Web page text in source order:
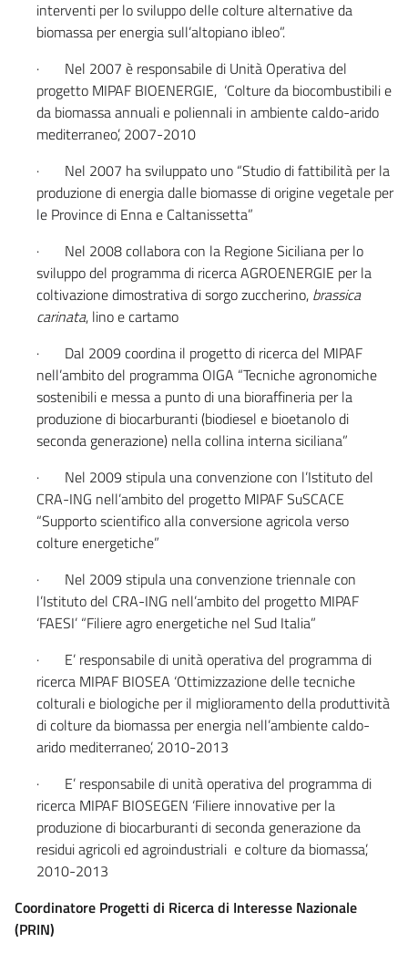
interventi per lo sviluppo delle colture alternative da
biomassa per energia sull’altopiano ibleo”.
· Nel 2007 è responsabile di Unità Operativa del
progetto MIPAF BIOENERGIE, ‘Colture da biocombustibili e
da biomassa annuali e poliennali in ambiente caldo-arido
mediterraneo’, 2007-2010
· Nel 2007 ha sviluppato uno “Studio di fattibilità per la
produzione di energia dalle biomasse di origine vegetale per
le Province di Enna e Caltanissetta”
· Nel 2008 collabora con la Regione Siciliana per lo
sviluppo del programma di ricerca AGROENERGIE per la
coltivazione dimostrativa di sorgo zuccherino, brassica
carinata, lino e cartamo
· Dal 2009 coordina il progetto di ricerca del MIPAF
nell’ambito del programma OIGA “Tecniche agronomiche
sostenibili e messa a punto di una bioraffineria per la
produzione di biocarburanti (biodiesel e bioetanolo di
seconda generazione) nella collina interna siciliana”
· Nel 2009 stipula una convenzione con l’Istituto del
CRA-ING nell’ambito del progetto MIPAF SuSCACE
“Supporto scientifico alla conversione agricola verso
colture energetiche”
· Nel 2009 stipula una convenzione triennale con
l’Istituto del CRA-ING nell’ambito del progetto MIPAF
‘FAESI’ “Filiere agro energetiche nel Sud Italia”
· E’ responsabile di unità operativa del programma di
ricerca MIPAF BIOSEA ‘Ottimizzazione delle tecniche
colturali e biologiche per il miglioramento della produttività
di colture da biomassa per energia nell’ambiente caldo-
arido mediterraneo’, 2010-2013
· E’ responsabile di unità operativa del programma di
ricerca MIPAF BIOSEGEN ‘Filiere innovative per la
produzione di biocarburanti di seconda generazione da
residui agricoli ed agroindustriali e colture da biomassa’,
2010-2013
Coordinatore Progetti di Ricerca di Interesse Nazionale
(PRIN)